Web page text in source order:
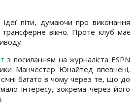
ідеї піти, думаючи про виконання
вікно. Проте клуб має
з посиланням на журналіста ESPN
Манчестер Юнайтед впевнені,
багато в чому через те, що до
інтересу, зокрема через його